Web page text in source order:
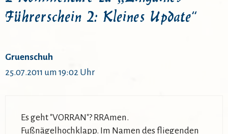
Führerschein 2: Kleines Update“
Gruenschuh
25.07.2011 um 19:02 Uhr
Es geht "VORRAN"? RRAmen.
Fußnägelhochklapp. Im Namen des fliegenden